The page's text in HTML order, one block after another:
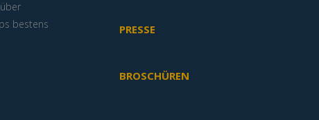
bestens
PRESSE
BROSCHÜREN